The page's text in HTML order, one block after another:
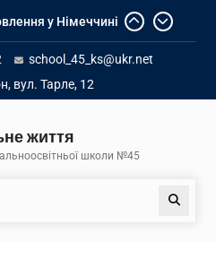
у Німеччині
вступ молоді з
територій
закладів освіти
school_45_ks@ukr.net
вул. Тарле, 12
життя
школи №45
Пошук